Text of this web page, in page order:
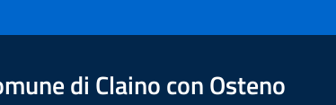
di Claino con Osteno